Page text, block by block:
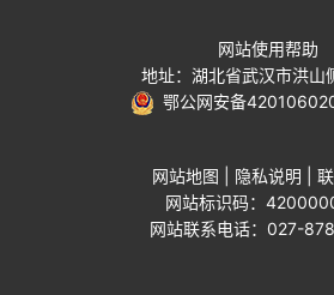
网站使用帮助
地址：湖北省武汉市洪山
鄂公网安备
网站地图 隐私说明
网站标识码：
网站联系电话：027-